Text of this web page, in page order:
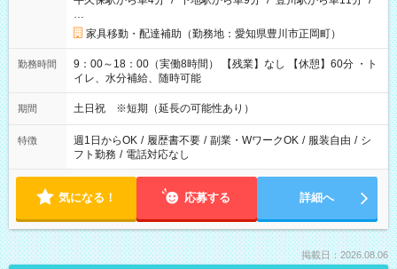
…
家具移動・配達補助（勤務地：愛知県豊川市正岡町）
勤務時間
9：00～18：00（実働8時間） 【残業】なし 【休憩】60分 ・ト
イレ、水分補給、随時可能
期間 土日祝 ※短期（延長の可能性あり）
特徴 週1日からOK / 履歴書不要 / 副業・WワークOK / 服装自由 / シ
フト勤務 / 電話対応なし
気になる！ 応募する 詳細へ
掲載日：2026.08.06